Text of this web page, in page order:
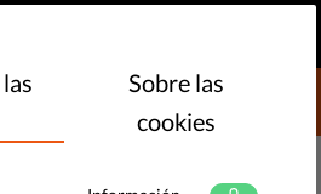
LIBERTIES
Sobre las
cookies